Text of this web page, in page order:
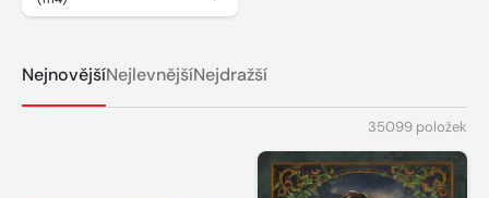
NejnovějšíNejlevnějšíNejdražší
35099 položek